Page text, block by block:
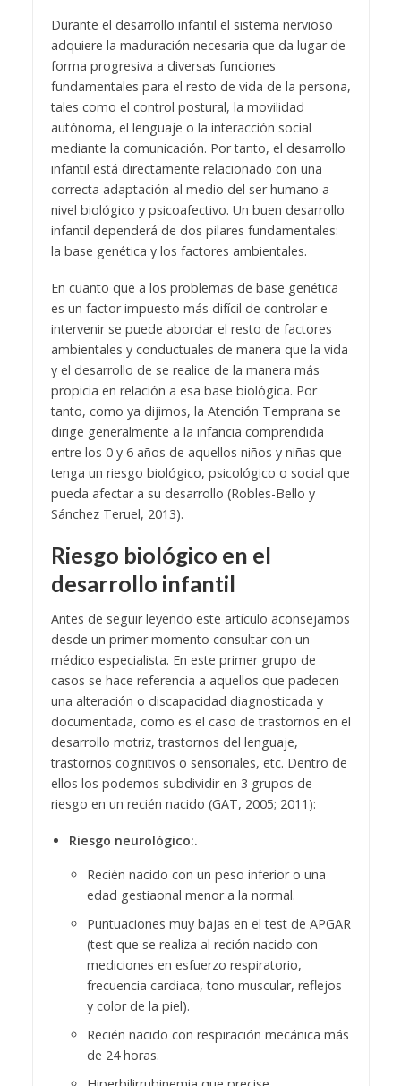
Durante el desarrollo infantil el sistema nervioso
adquiere la maduración necesaria que da lugar de
forma progresiva a diversas funciones
fundamentales para el resto de vida de la persona,
tales como el control postural, la movilidad
autónoma, el lenguaje o la interacción social
mediante la comunicación. Por tanto, el desarrollo
infantil está directamente relacionado con una
correcta adaptación al medio del ser humano a
nivel biológico y psicoafectivo. Un buen desarrollo
infantil dependerá de dos pilares fundamentales:
la base genética y los factores ambientales.
En cuanto que a los problemas de base genética
es un factor impuesto más difícil de controlar e
intervenir se puede abordar el resto de factores
ambientales y conductuales de manera que la vida
y el desarrollo de se realice de la manera más
propicia en relación a esa base biológica. Por
tanto, como ya dijimos, la Atención Temprana se
dirige generalmente a la infancia comprendida
entre los 0 y 6 años de aquellos niños y niñas que
tenga un riesgo biológico, psicológico o social que
pueda afectar a su desarrollo (Robles-Bello y
Sánchez Teruel, 2013).
Riesgo biológico en el
desarrollo infantil
Antes de seguir leyendo este artículo aconsejamos
desde un primer momento consultar con un
médico especialista. En este primer grupo de
casos se hace referencia a aquellos que padecen
una alteración o discapacidad diagnosticada y
documentada, como es el caso de trastornos en el
desarrollo motriz, trastornos del lenguaje,
trastornos cognitivos o sensoriales, etc. Dentro de
ellos los podemos subdividir en 3 grupos de
riesgo en un recién nacido (GAT, 2005; 2011):
Riesgo neurológico:.
Recién nacido con un peso inferior o una
edad gestiaonal menor a la normal.
Puntuaciones muy bajas en el test de APGAR
(test que se realiza al reción nacido con
mediciones en esfuerzo respiratorio,
frecuencia cardiaca, tono muscular, reflejos
y color de la piel).
Recién nacido con respiración mecánica más
de 24 horas.